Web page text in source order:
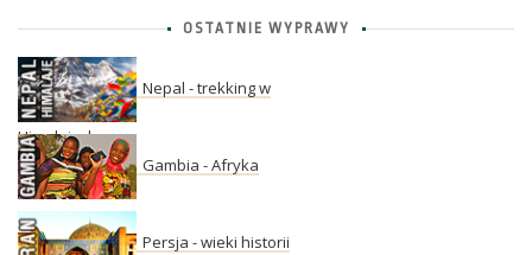
OSTATNIE WYPRAWY
Nepal - trekking w
Himalajach
Gambia - Afryka
Persja - wieki historii